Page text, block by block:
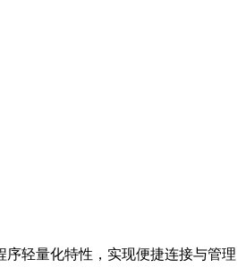
轻量化特性，实现便捷连接与管理